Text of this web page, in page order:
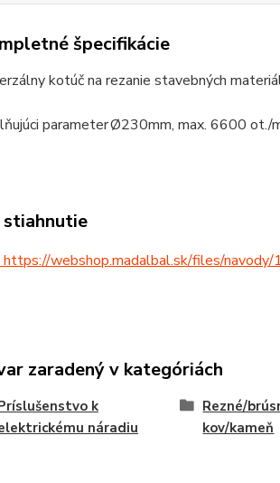
špecifikácie
kotúč na rezanie stavebných
parameterØ230mm, max. 6600 ot./
stiahnutie
https://webshop.madalbal.sk/files/
zaradený v kategóriách
k
náradiu
Rezné/
kov/kameň